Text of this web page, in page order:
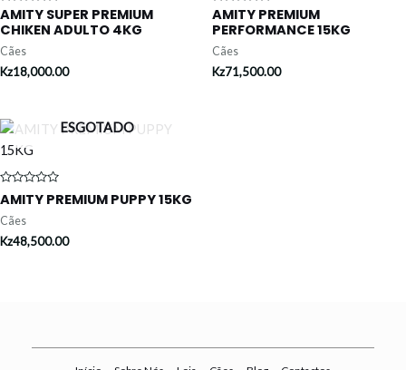
Avaliação
0
de
5
AMITY SUPER PREMIUM
CHIKEN ADULTO 4KG
Cães
Kz18,000.00
Avaliação
0
de
5
AMITY PREMIUM
PERFORMANCE 15KG
Cães
Kz71,500.00
ESGOTADO
Avaliação
0
de
5
AMITY PREMIUM PUPPY 15KG
Cães
Kz48,500.00